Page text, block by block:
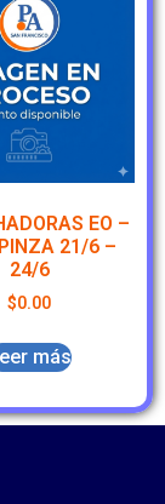
EO –
21/6 –
24/6
$0.00
más